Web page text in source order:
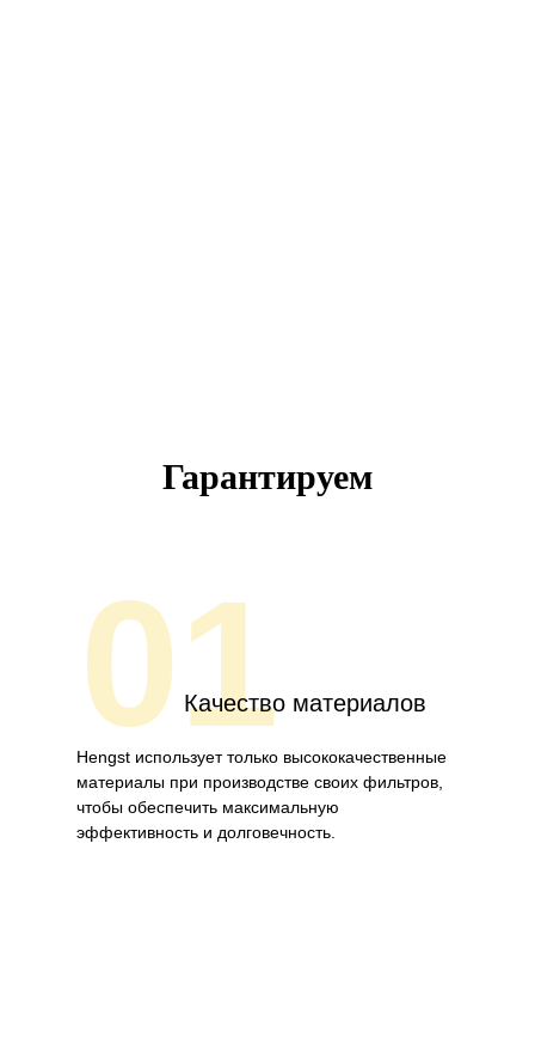
Гарантируем
01Качество материалов
Hengst использует только высококачественные
материалы при производстве своих фильтров,
чтобы обеспечить максимальную
эффективность и долговечность.